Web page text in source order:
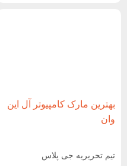
بهترین مارک کامپیوتر آل این
وان
تیم تحریریه جی پلاس